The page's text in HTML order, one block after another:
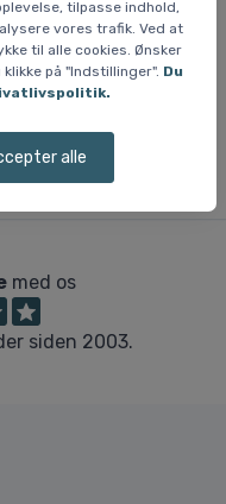
tilpasse indhold,
vores trafik. Ved at
til alle cookies. Ønsker
på "Indstillinger". Du
alle
til rent drikkevand i
Neutral certificeret
med os
siden 2003.